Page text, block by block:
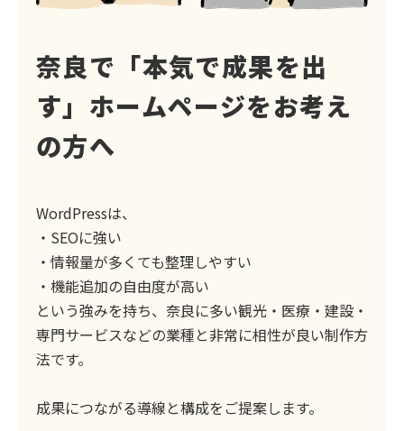
奈良で「本気で成果を出
す」 ホームページをお考え
の方へ
WordPressは、
・SEOに強い
・情報量が多くても整理しやすい
・機能追加の自由度が高い
という強みを持ち、奈良に多い観光・医療・建設・
専門サービスなどの業種と非常に相性が良い制作方
法です。
成果につながる導線と構成をご提案します。